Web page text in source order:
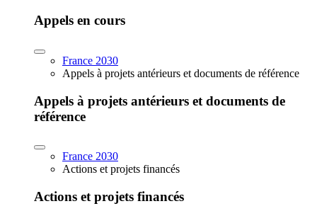
Appels en cours
France 2030
Appels à projets antérieurs et documents de référence
Appels à projets antérieurs et documents de
référence
France 2030
Actions et projets financés
Actions et projets financés